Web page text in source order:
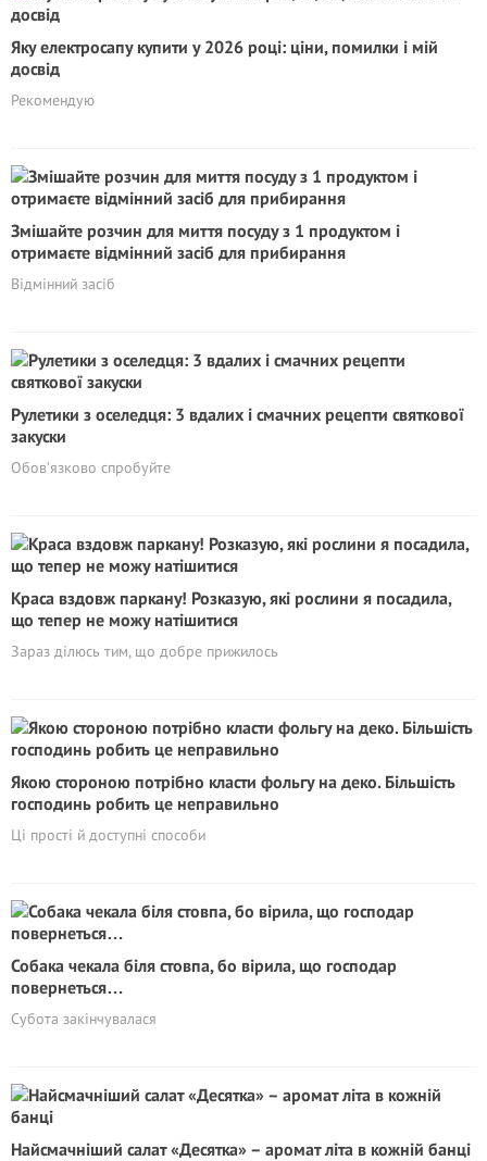
Яку електросапу купити у 2026 році: ціни, помилки і мій
досвід
Рекомендую
Змішайте розчин для миття посуду з 1 продуктом і
отримаєте відмінний засіб для прибирання
Відмінний засіб
Рулетики з оселедця: 3 вдалих і смачних рецепти святкової
закуски
Обов’язково спробуйте
Краса вздовж паркану! Розказую, які рослини я посадила,
що тепер не можу натішитися
Зараз ділюсь тим, що добре прижилось
Якою стороною потрібно класти фольгу на деко. Більшість
господинь робить це неправильно
Ці прості й доступні способи
Собака чекала біля стовпа, бо вірила, що господар
повернеться…
Субота закінчувалася
Найсмачніший салат «Десятка» – аромат літа в кожній банці